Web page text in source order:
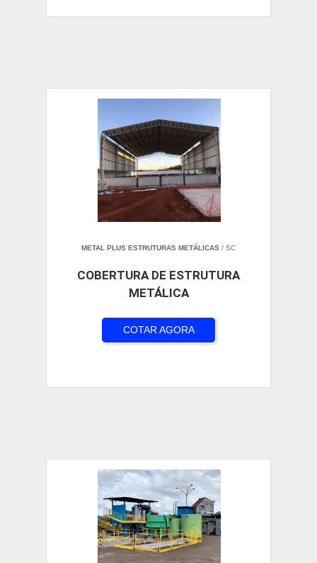
METAL PLUS ESTRUTURAS METÁLICAS / SC
COBERTURA DE ESTRUTURA
METÁLICA
COTAR AGORA